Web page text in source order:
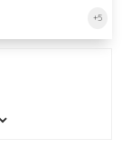
+5